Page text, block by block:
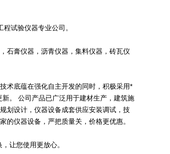
试验仪器专业公司。
膏仪器，沥青仪器，集料仪器，砖瓦仪
底蕴在强化自主开发的同时，积极采用*
。 公司产品已广泛用于建材生产，建筑施
划设计，仪器设备成套供应安装调试，技
仪器设备，严把质量关，价格更优惠。
让您使用更放心。